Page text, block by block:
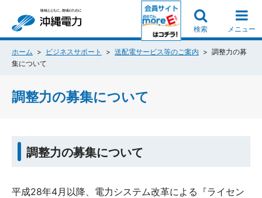
検索 メニュー
ホーム ビジネスサポート 送配電サービス等のご案内
調整力の募
集について
調整力の募集について
調整力の募集について
平成28年4月以降、電力システム改革による『ライセン